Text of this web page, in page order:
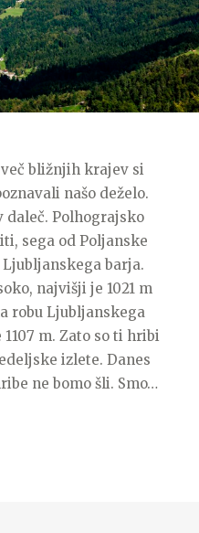
bližnjih krajev si
našo deželo.
daleč. Polhograjsko
sega od Poljanske
barja.
najvišji je 1021 m
robu Ljubljanskega
m. Zato so ti hribi
izlete. Danes
ne bomo šli. Smo…